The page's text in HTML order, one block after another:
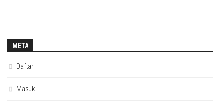
META
Daftar
Masuk